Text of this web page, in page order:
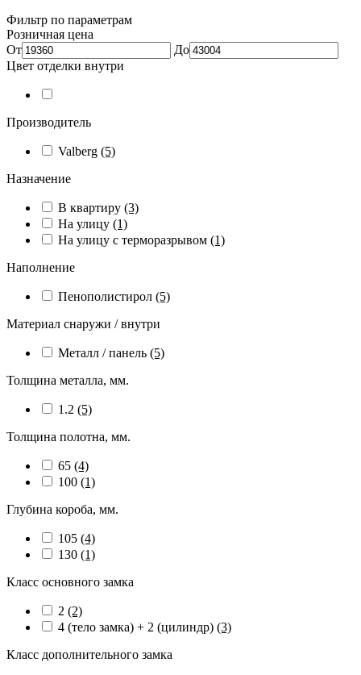
Фильтр по параметрам
Розничная цена
От
До
Цвет отделки внутри
Производитель
Valberg (5)
Назначение
В квартиру (3)
На улицу (1)
На улицу с терморазрывом (1)
Наполнение
Пенополистирол (5)
Материал снаружи / внутри
Металл / панель (5)
Толщина металла, мм.
1.2 (5)
Толщина полотна, мм.
65 (4)
100 (1)
Глубина короба, мм.
105 (4)
130 (1)
Класс основного замка
2 (2)
4 (тело замка) + 2 (цилиндр) (3)
Класс дополнительного замка